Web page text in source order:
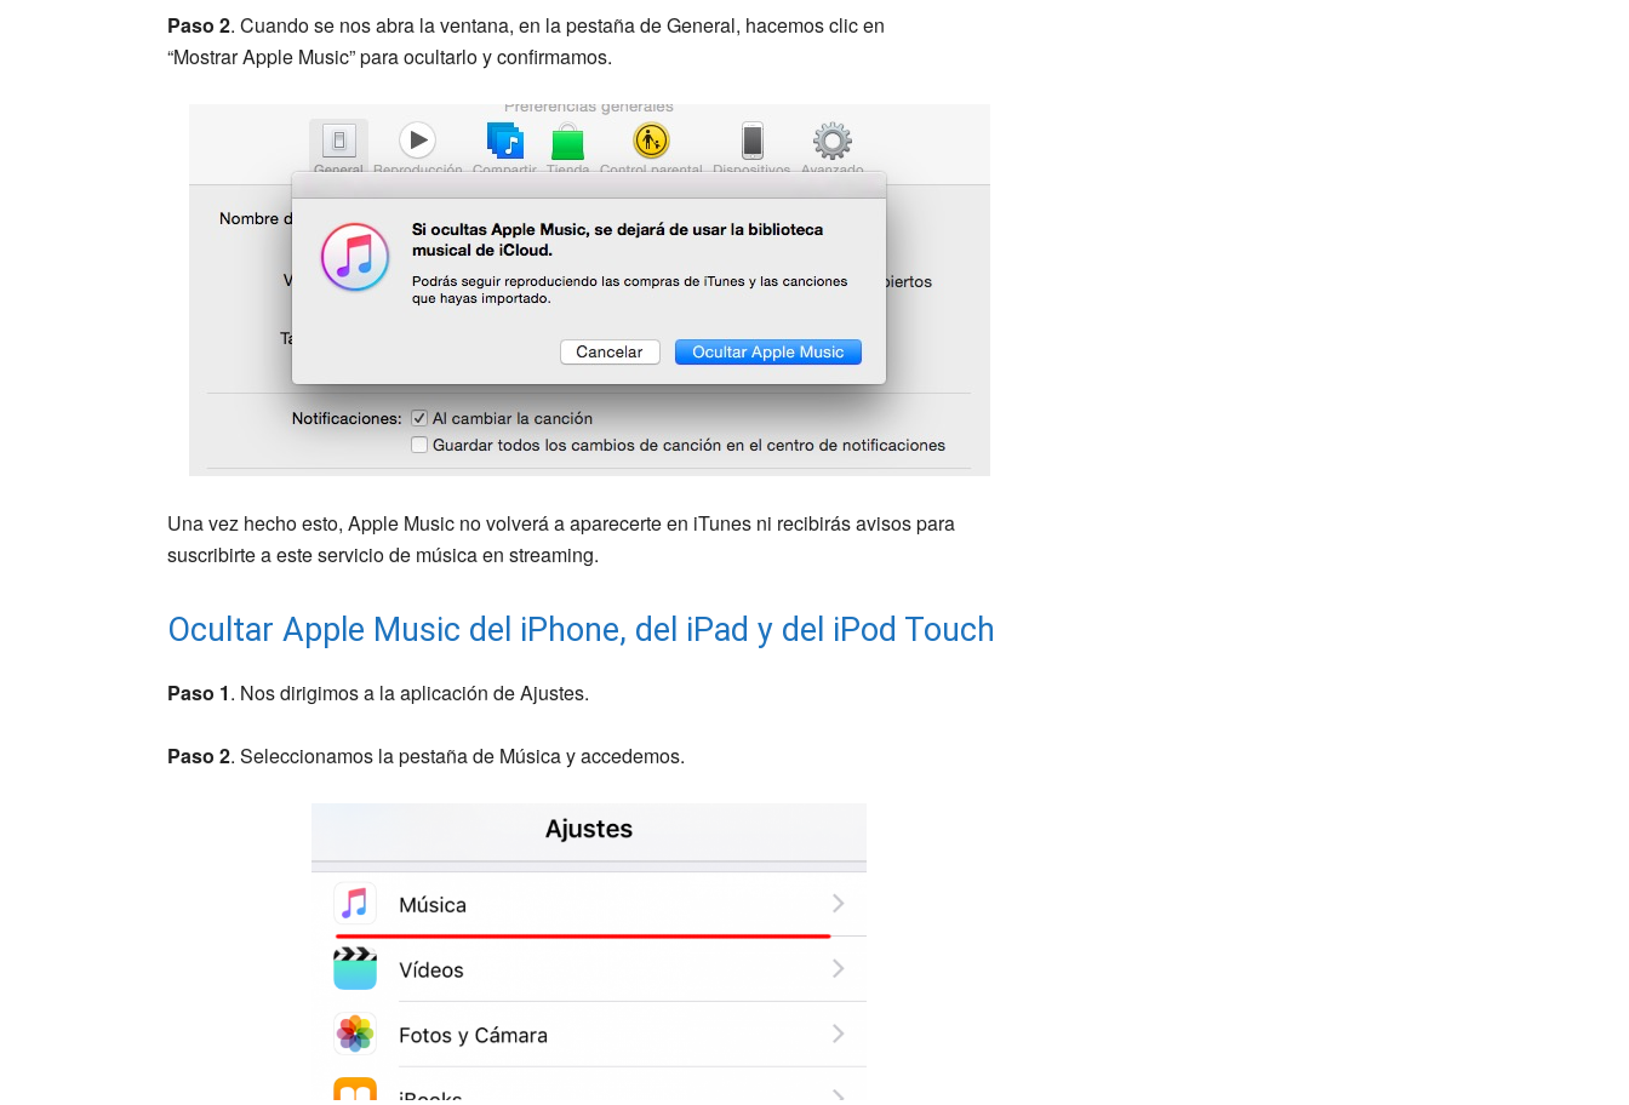
Paso 2. Cuando se nos abra la ventana, en la pestaña de General, hacemos clic en
“Mostrar Apple Music” para ocultarlo y confirmamos.
Una vez hecho esto, Apple Music no volverá a aparecerte en iTunes ni recibirás avisos para
suscribirte a este servicio de música en streaming.
Ocultar Apple Music del iPhone, del iPad y del iPod Touch
Paso 1. Nos dirigimos a la aplicación de Ajustes.
Paso 2. Seleccionamos la pestaña de Música y accedemos.